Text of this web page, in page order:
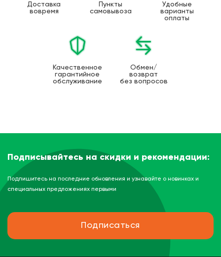
Доставка
вовремя
Пункты
самовывоза
Удобные
варианты
оплаты
Качественное
гарантийное
обслуживание
Обмен/
возврат
без вопросов
Подписывайтесь на скидки и рекомендации:
Подпишитесь на последние обновления и узнавайте о новинках и
специальных предложениях первыми
Подписаться